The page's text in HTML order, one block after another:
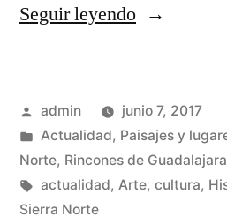
Seguir leyendo«Arte
calles:
Pálmaces
de
Publicado
por
admin
junio 7, 2017
Publicado
en
Actualidad, Paisajes y
Norte, Rincones de Guadalajara
Etiquetas:
actualidad, Arte, cultura,
Sierra Norte